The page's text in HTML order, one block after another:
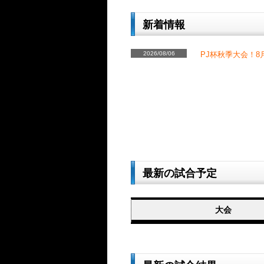
新着情報
2026/08/06 PJ杯秋季大会！8
最新の試合予定
大会